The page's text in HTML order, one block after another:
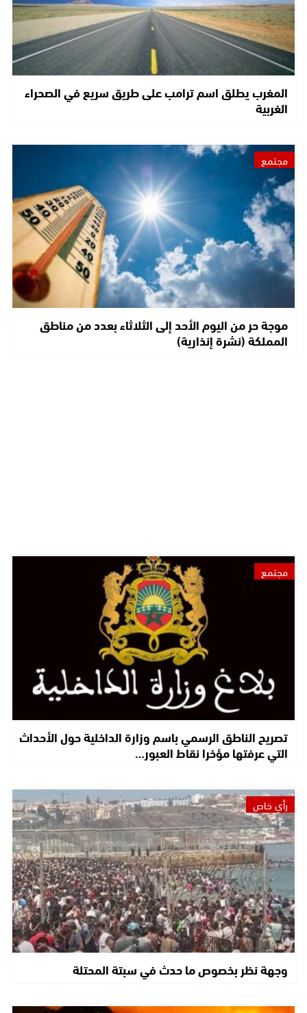
المغرب يطلق اسم ترامب على طريق سريع في الصحراء
الغربية
مجتمع
موجة حر من اليوم الأحد إلى الثلاثاء بعدد من مناطق
المملكة (نشرة إنذارية)
مجتمع
تصريح الناطق الرسمي باسم وزارة الداخلية حول الأحداث
التي عرفتها مؤخرا نقاط العبور…
رأي خاص
وجهة نظر بخصوص ما حدث في سبتة المحتلة